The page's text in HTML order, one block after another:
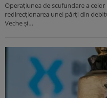
Operațiunea de scufundare a
redirecționarea unei părți din
Veche și…